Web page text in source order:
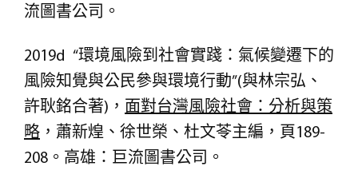
流圖書公司。
2019d “環境風險到社會實踐：氣候變遷下的
風險知覺與公民參與環境行動”(與林宗弘、
許耿銘合著)， 面對台灣風險社會：分析與策
略 ，蕭新煌、徐世榮、杜文苓主編，頁189-
208。高雄：巨流圖書公司。